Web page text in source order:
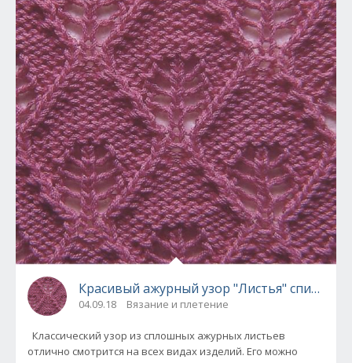
Красивый ажурный узор "Листья" спицами
04.09.18 Вязание и плетение
Классический узор из сплошных ажурных листьев
отлично смотрится на всех видах изделий. Его можно